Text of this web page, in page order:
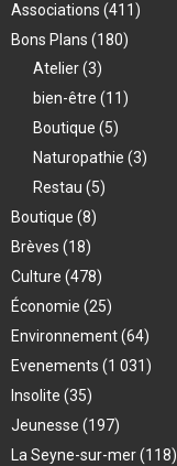
Associations (411)
Bons Plans (180)
Atelier(3)
bien-être (11)
Boutique (5)
Naturopathie (3)
Restau (5)
Boutique (8)
Brèves (18)
Culture (478)
Économie (25)
Environnement(64)
Evenements (1 031)
Insolite (35)
Jeunesse (197)
La Seyne-sur-mer(118)